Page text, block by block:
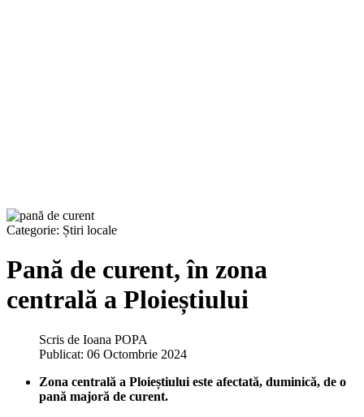
Categorie: Știri locale
Pană de curent, în zona
centrală a Ploieștiului
Scris de Ioana POPA
Publicat: 06 Octombrie 2024
Zona centrală a Ploieștiului este afectată, duminică, de o
pană majoră de curent.